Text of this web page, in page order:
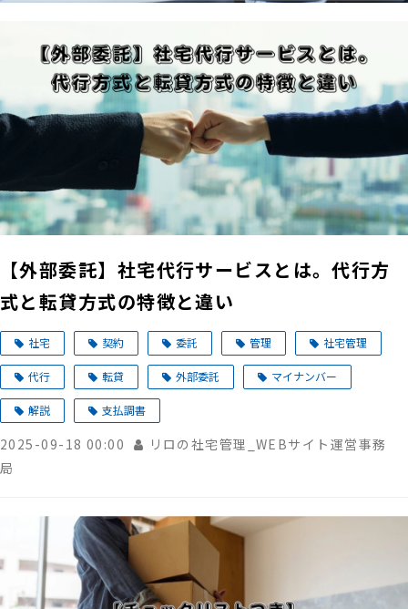
【外部委託】社宅代行サービスとは。代行方
式と転貸方式の特徴と違い
社宅 契約 委託 管理 社宅管理
代行 転貸 外部委託 マイナンバー
解説 支払調書
2025-09-18 00:00
リロの社宅管理_WEBサイト運営事務
局